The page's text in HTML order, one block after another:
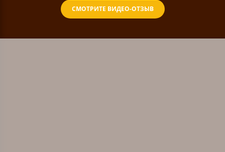
СМОТРИТЕ ВИДЕО-ОТЗЫВ